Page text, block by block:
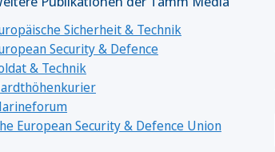
Sicherheit & Technik
Security & Defence
& Technik
European Security & Defence Union